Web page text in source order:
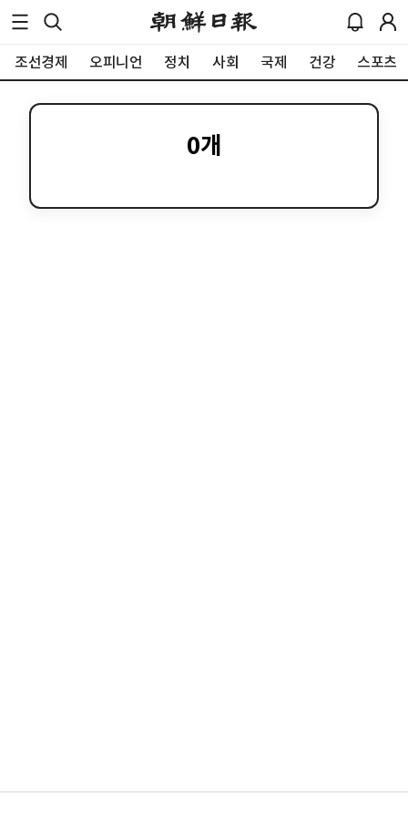
조선경제 오피니언 정치 사회 국제 건강 스포츠
0개